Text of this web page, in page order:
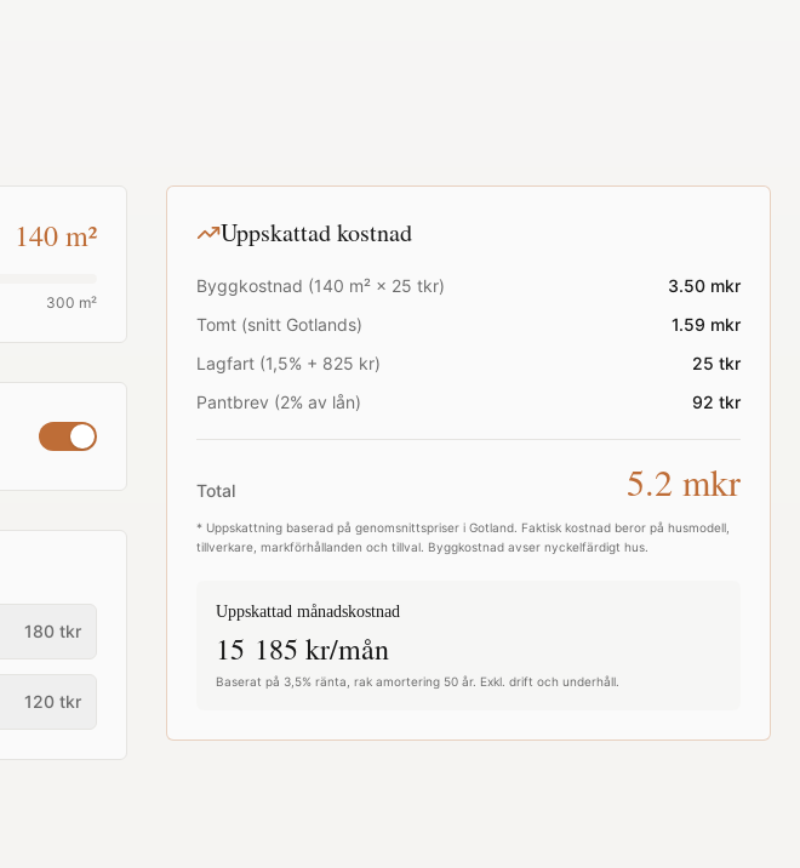
140m²
300 m²
180tkr
120tkr
Uppskattad kostnad
Byggkostnad (140 m² × 25 tkr) 3.50mkr
Tomt (snitt Gotlands) 1.59 mkr
Lagfart (1,5% + 825 kr)
25 tkr
Pantbrev (2% av lån)
92 tkr
Total 5.2 mkr
* Uppskattning baserad på genomsnittspriser i Gotland. Faktisk kostnad beror på husmodell,
tillverkare, markförhållanden och tillval. Byggkostnad avser nyckelfärdigt hus.
Uppskattad månadskostnad
15 185 kr/mån
Baserat på 3,5% ränta, rak amortering 50 år. Exkl. drift och underhåll.